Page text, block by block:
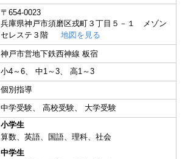
〒654-0023
兵庫県神戸市須磨区戎町３丁目５－１ メゾン
セレステ３階
地図を見る
神戸市営地下鉄西神線 板宿
小4～6 中1～3 高1～3
個別指導
中学受験 高校受験 大学受験
小学生
算数
英語 国語 理科
社会
中学生